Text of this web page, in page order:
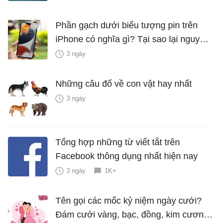
Phần gạch dưới biểu tượng pin trên
iPhone có nghĩa gì? Tại sao lại nguy
hiểm?
3 ngày
Những câu đố về con vật hay nhất
3 ngày
Tổng hợp những từ viết tắt trên
Facebook thông dụng nhất hiện nay
3 ngày 1K+
Tên gọi các mốc kỷ niệm ngày cưới?
Đám cưới vàng, bạc, đồng, kim cương